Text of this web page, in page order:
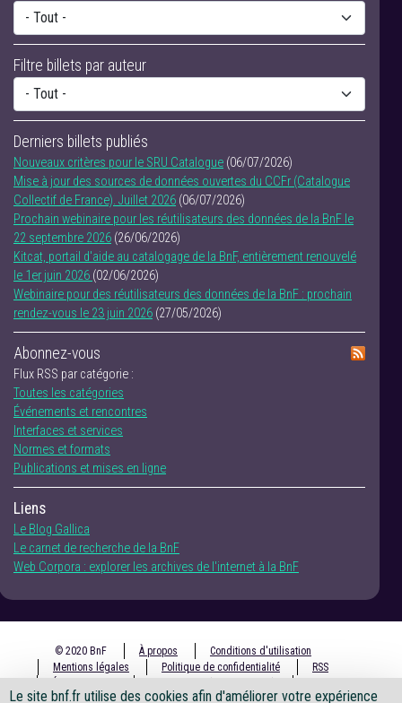
Le site bnf.fr utilise des cookies afin d'améliorer votre expérience
Filtre billets par auteur
Derniers billets publiés
Nouveaux critères pour le SRU Catalogue (06/07/2026)
Mise à jour des sources de données ouvertes du CCFr (Catalogue
Collectif de France). Juillet 2026 (06/07/2026)
Prochain webinaire pour les réutilisateurs des données de la BnF le
22 septembre 2026 (26/06/2026)
Kitcat, portail d'aide au catalogage de la BnF, entièrement renouvelé
le 1er juin 2026 (02/06/2026)
Webinaire pour des réutilisateurs des données de la BnF : prochain
rendez-vous le 23 juin 2026 (27/05/2026)
Abonnez-vous
Flux RSS par catégorie :
Toutes les catégories
Événements et rencontres
Interfaces et services
Normes et formats
Publications et mises en ligne
Liens
Le Blog Gallica
Le carnet de recherche de la BnF
Web Corpora : explorer les archives de l'internet à la BnF
© 2020 BnF À propos
Conditions d'utilisation
Mentions légales
Politique de confidentialité
RSS